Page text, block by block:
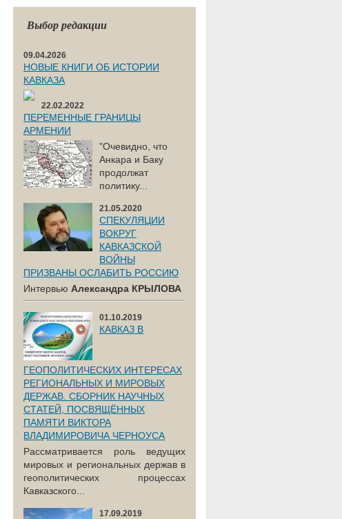
Выбор редакции
09.04.2026
НОВЫЕ КНИГИ ОБ ИСТОРИИ
КАВКАЗА
22.02.2022
ПЕРЕМЕННЫЕ ГРАНИЦЫ
АРМЕНИИ
"Очевидно, что
Анкара и Баку
продолжат
политику...
21.05.2020
СПЕКУЛЯЦИИ
ВОКРУГ
КАВКАЗСКОЙ
ВОЙНЫ
ПРИЗВАНЫ ОСЛАБИТЬ РОССИЮ
Интервью Александра КРЫЛОВА
01.10.2019
КАВКАЗ В
ГЕОПОЛИТИЧЕСКИХ ИНТЕРЕСАХ
РЕГИОНАЛЬНЫХ И МИРОВЫХ
ДЕРЖАВ. СБОРНИК НАУЧНЫХ
СТАТЕЙ, ПОСВЯЩЁННЫХ
ПАМЯТИ ВИКТОРА
ВЛАДИМИРОВИЧА ЧЕРНОУСА
Рассматривается роль ведущих
мировых и региональных держав в
геополитических процессах
Кавказского...
17.09.2019